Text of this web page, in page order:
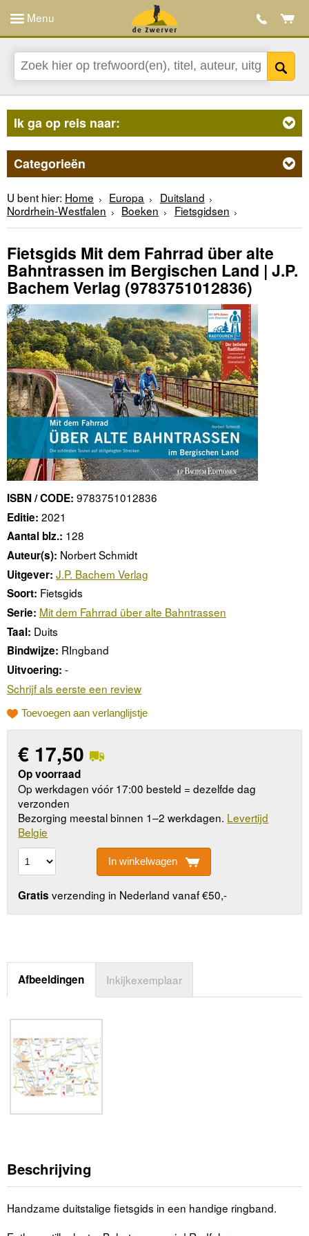
Menu
Ik ga op reis naar:
Categorieën
U bent hier: Home Europa
Duitsland
Nordrhein-Westfalen
Boeken Fietsgidsen
Fietsgids Mit dem Fahrrad über alte
Bahntrassen im Bergischen Land | J.P.
Bachem Verlag (9783751012836)
ISBN / CODE: 9783751012836
Editie: 2021
Aantal blz.: 128
Auteur(s): Norbert Schmidt
Uitgever: J.P. Bachem Verlag
Soort: Fietsgids
Serie: Mit dem Fahrrad über alte Bahntrassen
Taal: Duits
Bindwijze: RIngband
Uitvoering: -
Schrijf als eerste een review
Toevoegen aan verlanglijstje
€ 17,50
Op voorraad
Op werkdagen vóór 17:00 besteld = dezelfde dag
verzonden
Bezorging meestal binnen 1–2 werkdagen. Levertijd
Belgie
In winkelwagen
Gratis verzending in Nederland vanaf €50,-
Afbeeldingen Inkijkexemplaar
Beschrijving
Handzame duitstalige fietsgids in een handige ringband.